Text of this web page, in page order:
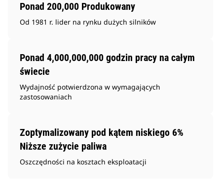
Ponad 200,000 Produkowany
Od 1981 r. lider na rynku dużych silników
Ponad 4,000,000,000 godzin pracy na całym
świecie
Wydajność potwierdzona w wymagających
zastosowaniach
Zoptymalizowany pod kątem niskiego 6%
Niższe zużycie paliwa
Oszczędności na kosztach eksploatacji